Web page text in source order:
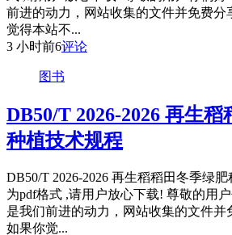
前进的动力，网站收集的文件并免费分
觉得本站不...
3 小时前6评论
图书
DB50/T 2026-2026 再生
种植技术规程
DB50/T 2026-2026 再生稻稻田冬季绿
为pdf格式 ,请用户放心下载! 尊敬的用
是我们前进的动力，网站收集的文件并
如果你觉...